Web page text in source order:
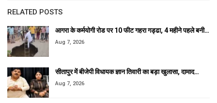
RELATED POSTS
आगरा के कर्मयोगी रोड पर 10 फीट गहरा गड्ढा, 4 महीने पहले बनी…
Aug 7, 2026
सीतापुर में बीजेपी विधायक ज्ञान तिवारी का बड़ा खुलासा, दामाद…
Aug 7, 2026